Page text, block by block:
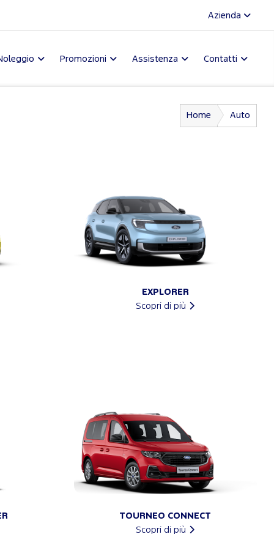
Azienda
Promozioni Assistenza Contatti
Home Auto
EXPLORER
Scopri di più
TOURNEO CONNECT
Scopri di più